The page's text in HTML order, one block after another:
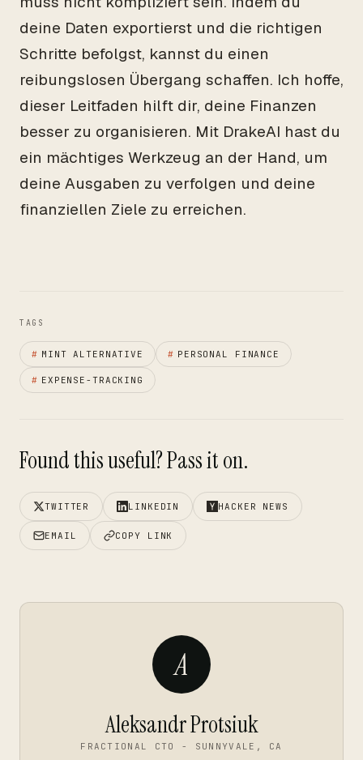
deine Daten exportierst und die richtigen
Schritte befolgst, kannst du einen
reibungslosen Übergang schaffen. Ich hoffe,
dieser Leitfaden hilft dir, deine Finanzen
besser zu organisieren. Mit DrakeAI hast du
ein mächtiges Werkzeug an der Hand, um
deine Ausgaben zu verfolgen und deine
finanziellen Ziele zu erreichen.
TAGS
# MINT ALTERNATIVE # PERSONAL FINANCE
# EXPENSE-TRACKING
Found this useful? Pass it on.
TWITTER LINKEDIN HACKER NEWS
EMAIL COPY LINK
A
Aleksandr Protsiuk
FRACTIONAL CTO - SUNNYVALE, CA